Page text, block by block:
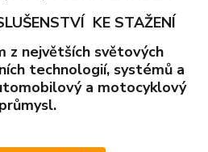
KE STAŽENÍ
z největších světových
technologií, systémů a
a motocyklový
průmysl.